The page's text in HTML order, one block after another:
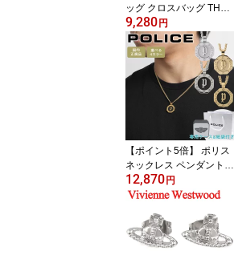
ッグ クロスバッグ THE
NORTH FACE ホワイト
レーベル WHITE LABEL
ショルダーバッグ BORE
ALIS CROSS BAG S ミ
ニバッグ 1L 斜め掛け ユ
ニセックス メンズ レデ
ィース NN2PQ57 選べる
3カラー 【在庫あり】
【誕生日 お祝い プレゼ
ント ギフト 贈り物】
9,280円
【ポイント5倍】 ポリス
ネックレス ペンダント
ブランド メンズ サーク
ル オクタゴン 八角形 ゴ
ク POLICE REINGA GN2
102506 GN2102507 GN
2102508 GN2102509 選
12,870円